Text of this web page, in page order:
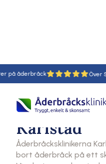
55
Klinik
Karlstad
Åderbråcksklinikerna
bort åderbråck på ett
Hem